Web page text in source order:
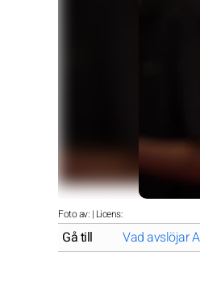
Foto av: | Licens:
Gå till Vad avslöjar